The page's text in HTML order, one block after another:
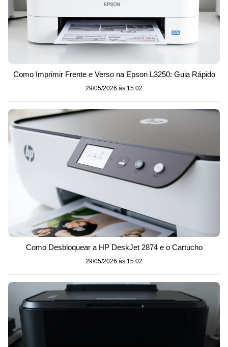
Como Imprimir Frente e Verso na Epson L3250: Guia Rápido
29/05/2026 às 15:02
Como Desbloquear a HP DeskJet 2874 e o Cartucho
29/05/2026 às 15:02